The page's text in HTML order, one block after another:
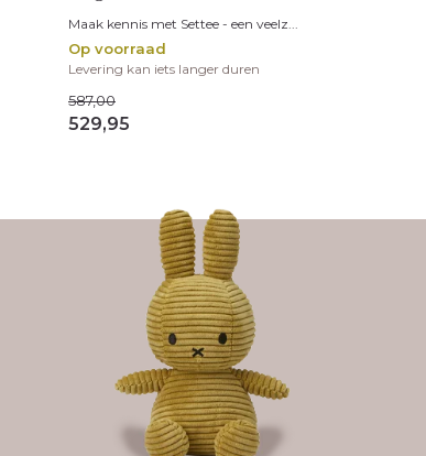
Maak kennis met Settee - een veelz...
Op voorraad
Levering kan iets langer duren
587,00
529,95